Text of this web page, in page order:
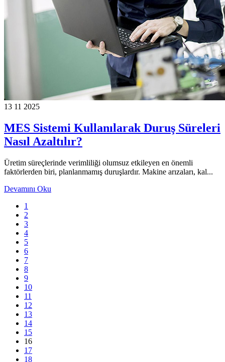
13 11 2025
MES Sistemi Kullanılarak Duruş Süreleri
Nasıl Azaltılır?
Üretim süreçlerinde verimliliği olumsuz etkileyen en önemli
faktörlerden biri, planlanmamış duruşlardır. Makine arızaları, kal...
Devamını Oku
1
2
3
4
5
6
7
8
9
10
11
12
13
14
15
16
17
18